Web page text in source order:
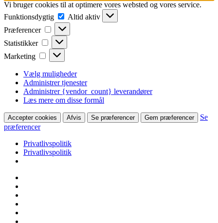
Vi bruger cookies til at optimere vores websted og vores service.
Funktionsdygtig
Funktionsdygtig
Altid aktiv
Præferencer
Præferencer
Statistikker Statistikker
Marketing Marketing
Vælg muligheder
Administrer tjenester
Administrer {vendor_count} leverandører
Læs mere om disse formål
Accepter cookies Afvis Se præferencer Gem præferencer
Se
præferencer
Privatlivspolitik
Privatlivspolitik
Skip
main
content